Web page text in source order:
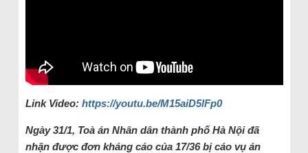
Link Video: https://youtu.be/M15aiD5lFp0
Ngày 31/1, Toà án Nhân dân thành phố Hà Nội đã
nhận được đơn kháng cáo của 17/36 bị cáo vụ án